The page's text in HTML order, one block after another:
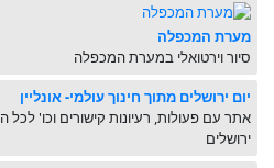
מערת המכפלה
סיור וירטואלי במערת המכפלה
יום ירושלים מתוך חינוך עולמי- אונליין
אתר עם פעולות, רעיונות קישורים וכו' לכל
ירושלים